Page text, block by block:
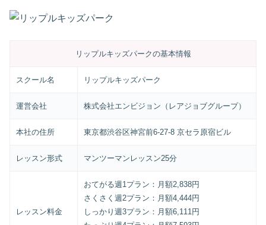
リップルキッズパークの基本情報
スクール名 リップルキッズパーク
運営会社 株式会社エンビジョン（レアジョブグループ）
本社の住所 東京都渋谷区神宮前6-27-8 京セラ原宿ビル
レッスン形式 マンツーマンレッスン25分
レッスン料金
おてがる週1プラン：月額2,838円
さくさく週2プラン：月額4,444円
しっかり週3プラン：月額6,111円